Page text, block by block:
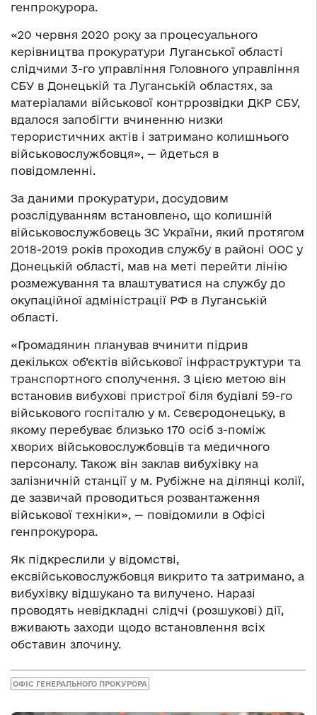
генпрокурора.
«20 червня 2020 року за процесуального
керівництва прокуратури Луганської області
слідчими 3-го управління Головного управління
СБУ в Донецькій та Луганській областях, за
матеріалами військової контррозвідки ДКР СБУ,
вдалося запобігти вчиненню низки
терористичних актів і затримано колишнього
військовослужбовця», — йдеться в
повідомленні.
За даними прокуратури, досудовим
розслідуванням встановлено, що колишній
військовослужбовець ЗС України, який протягом
2018-2019 років проходив службу в районі ООС у
Донецькій області, мав на меті перейти лінію
розмежування та влаштуватися на службу до
окупаційної адміністрації РФ в Луганській
області.
«Громадянин планував вчинити підрив
декількох об’єктів військової інфраструктури та
транспортного сполучення. З цією метою він
встановив вибухові пристрої біля будівлі 59-го
військового госпіталю у м. Сєвєродонецьку, в
якому перебуває близько 170 осіб з-поміж
хворих військовослужбовців та медичного
персоналу. Також він заклав вибухівку на
залізничній станції у м. Рубіжне на ділянці колії,
де зазвичай проводиться розвантаження
військової техніки», — повідомили в Офісі
генпрокурора.
Як підкреслили у відомстві,
ексвійськовослужбовця викрито та затримано, а
вибухівку відшукано та вилучено. Наразі
проводять невідкладні слідчі (розшукові) дії,
вживають заходи щодо встановлення всіх
обставин злочину.
ОФІС ГЕНЕРАЛЬНОГО ПРОКУРОРА